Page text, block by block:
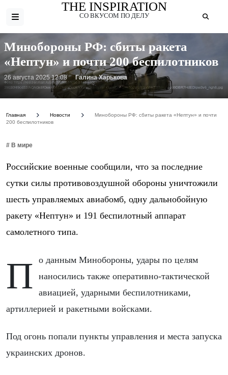
THE INSPIRATION
СО ВКУСОМ ПО ДЕЛУ
Фото: https://resizer.mail.ru/p/5cb53607-fd5e-54a1-a10c-
39030f49cd32/AQAGktlfOwxK087Z4nlcQeDkYXwIkGLymunkiXaxI6O5o1jUiTG7wUBblxWk7Tf3pIu_cep9DBR7HdEDipw3v6_ngh8.jpg
Минобороны РФ: сбиты ракета
«Нептун» и почти 200 беспилотников
26 августа 2025 12:08 Галина Харькова
Главная Новости
Минобороны РФ: сбиты ракета «Нептун» и почти
200 беспилотников
# В мире
Российские военные сообщили, что за последние
сутки силы противовоздушной обороны уничтожили
шесть управляемых авиабомб, одну дальнобойную
ракету «Нептун» и 191 беспилотный аппарат
самолетного типа.
По данным Минобороны, удары по целям
наносились также оперативно-тактической
авиацией, ударными беспилотниками,
артиллерией и ракетными войсками.
Под огонь попали пункты управления и места запуска
украинских дронов.